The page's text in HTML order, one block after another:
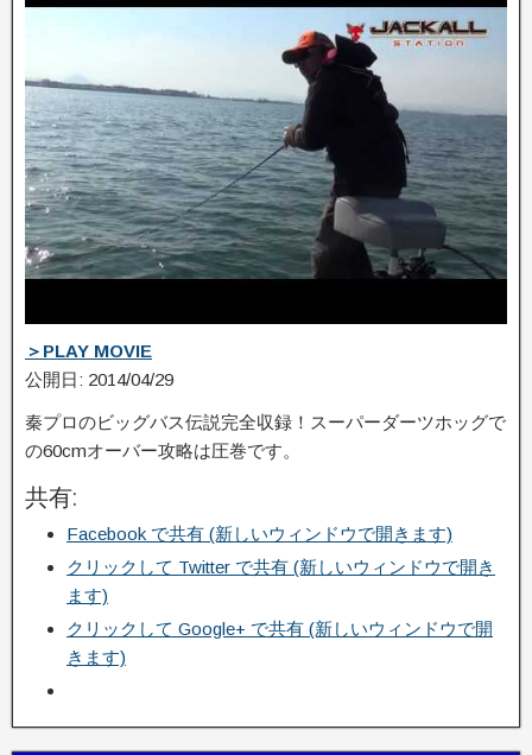
＞PLAY MOVIE
公開日: 2014/04/29
秦プロのビッグバス伝説完全収録！スーパーダーツホッグで
の60cmオーバー攻略は圧­巻です。
共有:
Facebook で共有 (新しいウィンドウで開きます)
クリックして Twitter で共有 (新しいウィンドウで開き
ます)
クリックして Google+ で共有 (新しいウィンドウで開
きます)